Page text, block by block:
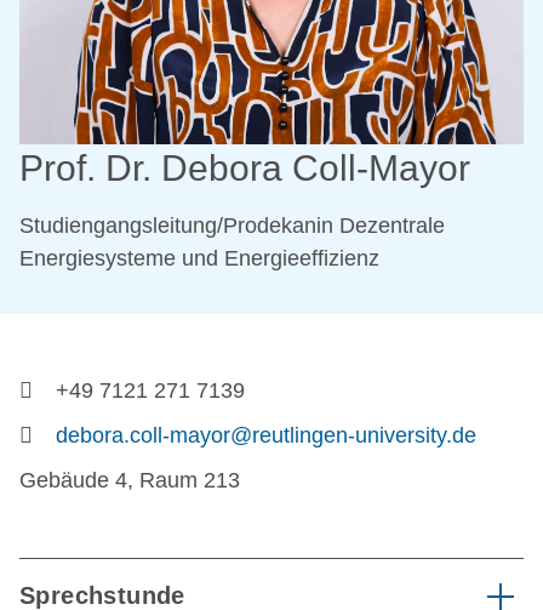
Prof. Dr. Debora Coll-Mayor
Studiengangsleitung/Prodekanin Dezentrale
Energiesysteme und Energieeffizienz
+49 7121 271 7139
debora.coll-mayor@reutlingen-university.de
Gebäude 4, Raum 213
Sprechstunde